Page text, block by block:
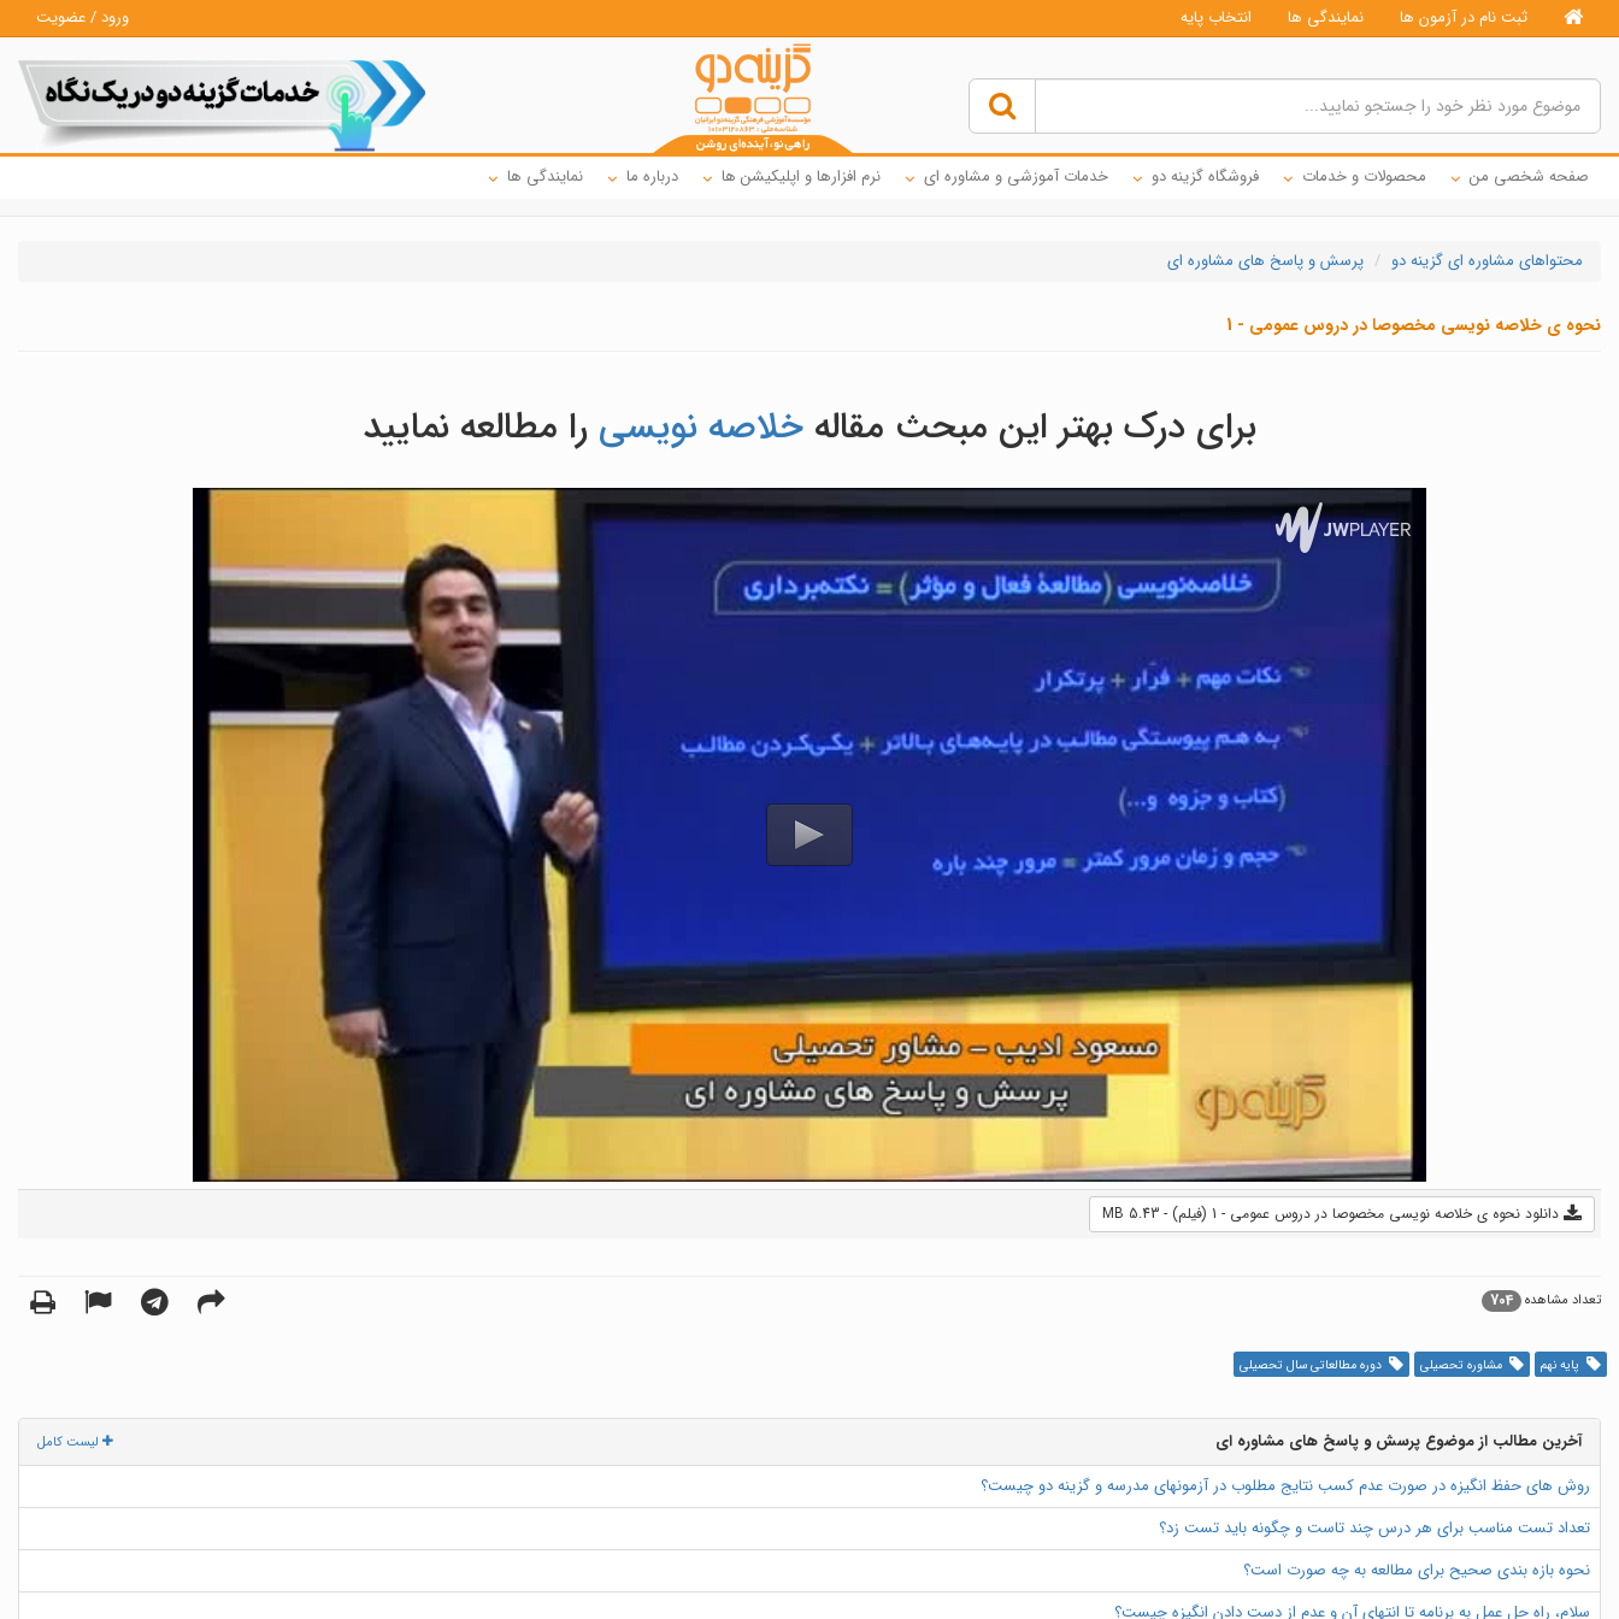
ثبت نام در آزمون ها نمایندگی ها انتخاب پایه ورود / عضویت
صفحه شخصی من محصولات و خدمات فروشگاه گزینه دو خدمات آموزشی و مشاوره ای نرم افزارها و اپلیکیشن ها درباره ما نمایندگی ها
محتواهای مشاوره ای گزینه دو پرسش و پاسخ های مشاوره ای
نحوه ی خلاصه نویسی مخصوصا در دروس عمومی - 1
برای درک بهتر این مبحث مقاله خلاصه نویسی را مطالعه نمایید
دانلود نحوه ی خلاصه نویسی مخصوصا در دروس عمومی - 1 (فیلم) - 5.43 MB
تعداد مشاهده 704
پایه نهم مشاوره تحصیلی دوره مطالعاتی سال تحصیلی
لیست کامل
آخرین مطالب از موضوع پرسش و پاسخ های مشاوره ای
روش های حفظ انگیزه در صورت عدم کسب نتایج مطلوب در آزمونهای مدرسه و گزینه دو چیست؟
تعداد تست مناسب برای هر درس چند تاست و چگونه باید تست زد؟
نحوه بازه بندی صحیح برای مطالعه به چه صورت است؟
سلام، راه حل عمل به برنامه تا انتهای آن و عدم از دست دادن انگیزه چیست؟